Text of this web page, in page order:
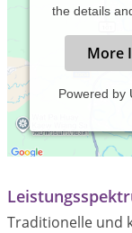
the details
More
Powered by
Praxiszeiten:
Termine nach
Traditionelle und